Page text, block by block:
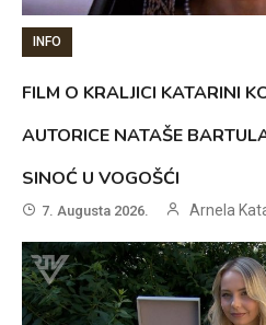
INFO
FILM O KRALJICI KATARINI
AUTORICE NATAŠE
SINOĆ U VOGOŠĆI
7. Augusta 2026. Arnela